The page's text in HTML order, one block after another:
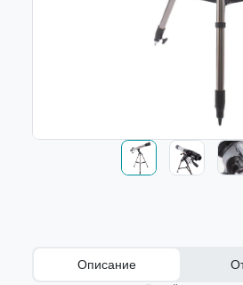
Описание